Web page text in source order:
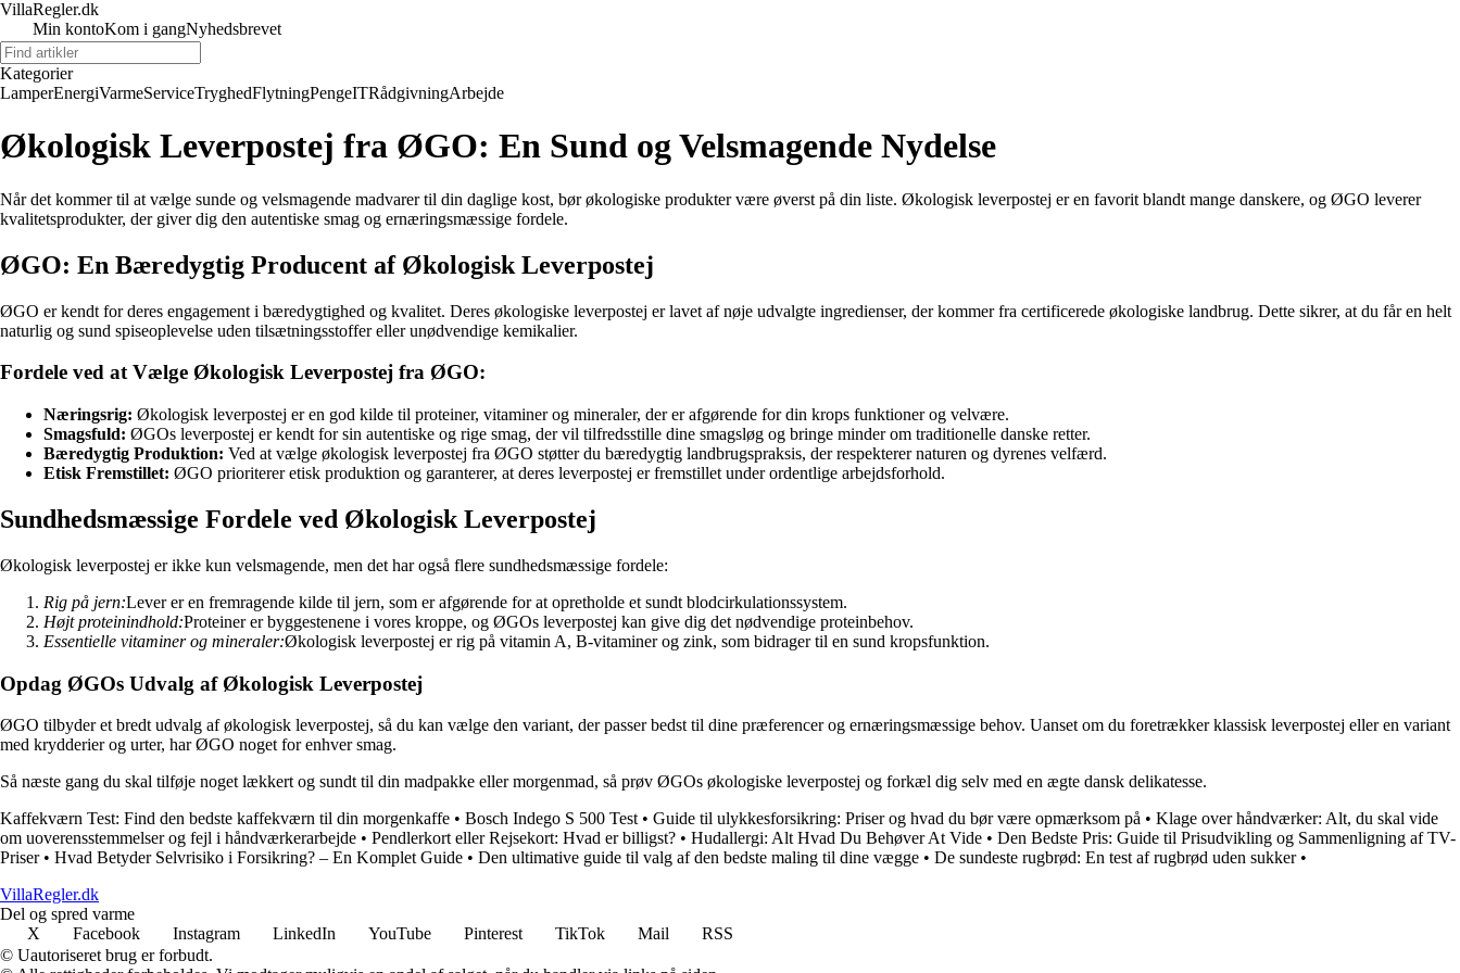
VillaRegler.dk
Min kontoKom i gangNyhedsbrevet
Kategorier
LamperEnergiVarmeServiceTryghedFlytningPengeITRådgivningArbejde
Økologisk Leverpostej fra ØGO: En Sund og Velsmagende Nydelse
Når det kommer til at vælge sunde og velsmagende madvarer til din daglige kost, bør økologiske produkter være øverst på din liste. Økologisk leverpostej er en favorit blandt mange danskere, og ØGO leverer
kvalitetsprodukter, der giver dig den autentiske smag og ernæringsmæssige fordele.
ØGO: En Bæredygtig Producent af Økologisk Leverpostej
ØGO er kendt for deres engagement i bæredygtighed og kvalitet. Deres økologiske leverpostej er lavet af nøje udvalgte ingredienser, der kommer fra certificerede økologiske landbrug. Dette sikrer, at du får en helt
naturlig og sund spiseoplevelse uden tilsætningsstoffer eller unødvendige kemikalier.
Fordele ved at Vælge Økologisk Leverpostej fra ØGO:
Næringsrig: Økologisk leverpostej er en god kilde til proteiner, vitaminer og mineraler, der er afgørende for din krops funktioner og velvære.
Smagsfuld: ØGOs leverpostej er kendt for sin autentiske og rige smag, der vil tilfredsstille dine smagsløg og bringe minder om traditionelle danske retter.
Bæredygtig Produktion: Ved at vælge økologisk leverpostej fra ØGO støtter du bæredygtig landbrugspraksis, der respekterer naturen og dyrenes velfærd.
Etisk Fremstillet: ØGO prioriterer etisk produktion og garanterer, at deres leverpostej er fremstillet under ordentlige arbejdsforhold.
Sundhedsmæssige Fordele ved Økologisk Leverpostej
Økologisk leverpostej er ikke kun velsmagende, men det har også flere sundhedsmæssige fordele:
Rig på jern:Lever er en fremragende kilde til jern, som er afgørende for at opretholde et sundt blodcirkulationssystem.
Højt proteinindhold:Proteiner er byggestenene i vores kroppe, og ØGOs leverpostej kan give dig det nødvendige proteinbehov.
Essentielle vitaminer og mineraler:Økologisk leverpostej er rig på vitamin A, B-vitaminer og zink, som bidrager til en sund kropsfunktion.
Opdag ØGOs Udvalg af Økologisk Leverpostej
ØGO tilbyder et bredt udvalg af økologisk leverpostej, så du kan vælge den variant, der passer bedst til dine præferencer og ernæringsmæssige behov. Uanset om du foretrækker klassisk leverpostej eller en variant
med krydderier og urter, har ØGO noget for enhver smag.
Så næste gang du skal tilføje noget lækkert og sundt til din madpakke eller morgenmad, så prøv ØGOs økologiske leverpostej og forkæl dig selv med en ægte dansk delikatesse.
Kaffekværn Test: Find den bedste kaffekværn til din morgenkaffe • Bosch Indego S 500 Test • Guide til ulykkesforsikring: Priser og hvad du bør være opmærksom på • Klage over håndværker: Alt, du skal vide
om uoverensstemmelser og fejl i håndværkerarbejde • Pendlerkort eller Rejsekort: Hvad er billigst? • Hudallergi: Alt Hvad Du Behøver At Vide • Den Bedste Pris: Guide til Prisudvikling og Sammenligning af TV-
Priser• Hvad Betyder Selvrisiko i Forsikring? – En Komplet Guide • Den ultimative guide til valg af den bedste maling til dine vægge • De sundeste rugbrød: En test af rugbrød uden sukker•
VillaRegler.dk
Del og spred varme
X
Facebook Instagram LinkedIn YouTube Pinterest TikTok Mail
RSS
© Uautoriseret brug er forbudt.